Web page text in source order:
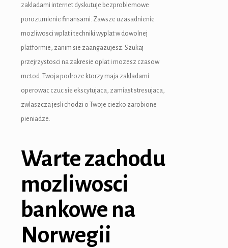
zakladami internet dyskutuje bezproblemowe
porozumienie finansami. Zawsze uzasadnienie
mozliwosci wplat i techniki wyplat w dowolnej
platformie, zanim sie zaangazujesz. Szukaj
przejrzystosci na zakresie oplat i mozesz czasow
metod. Twoja podroze ktorzy maja zakladami
operowac czuc sie ekscytujaca, zamiast stresujaca,
zwlaszcza jesli chodzi o Twoje ciezko zarobione
pieniadze.
Warte zachodu
mozliwosci
bankowe na
Norwegii